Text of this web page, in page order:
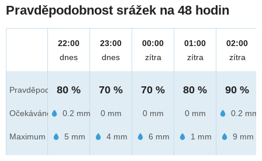
Pravděpodobnost srážek na 48 hodin
Pravděpod.
Očekáváno
Maximum
22:00
dnes
80 %
0.2 mm
5 mm
23:00
dnes
70 %
0 mm
4 mm
00:00
zítra
70 %
0 mm
6 mm
01:00
zítra
80 %
0 mm
1 mm
02:00
zítra
90 %
0.2 mm
9 mm